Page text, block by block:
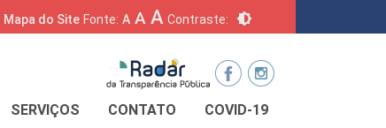
Mapa do Site Fonte: A A A Contraste: brightness_6
SERVIÇOS CONTATO COVID-19